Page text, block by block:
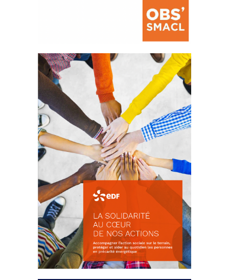
La prévention des conflits
d’intérêts
18 septembre 2023
FEUILLETER